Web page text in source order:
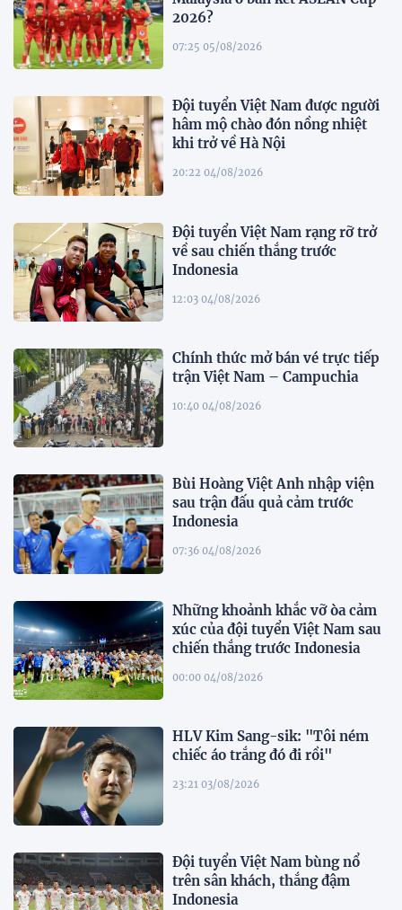
2026?
07:25 05/08/2026
Đội tuyển Việt Nam được người
hâm mộ chào đón nồng nhiệt
khi trở về Hà Nội
20:22 04/08/2026
Đội tuyển Việt Nam rạng rỡ trở
về sau chiến thắng trước
Indonesia
12:03 04/08/2026
Chính thức mở bán vé trực tiếp
trận Việt Nam – Campuchia
10:40 04/08/2026
Bùi Hoàng Việt Anh nhập viện
sau trận đấu quả cảm trước
Indonesia
07:36 04/08/2026
Những khoảnh khắc vỡ òa cảm
xúc của đội tuyển Việt Nam sau
chiến thắng trước Indonesia
00:00 04/08/2026
HLV Kim Sang-sik: "Tôi ném
chiếc áo trắng đó đi rồi"
23:21 03/08/2026
Đội tuyển Việt Nam bùng nổ
trên sân khách, thắng đậm
Indonesia